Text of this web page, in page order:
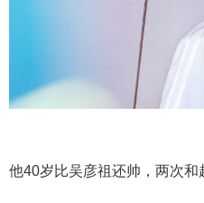
他40岁比吴彦祖还帅，两次和